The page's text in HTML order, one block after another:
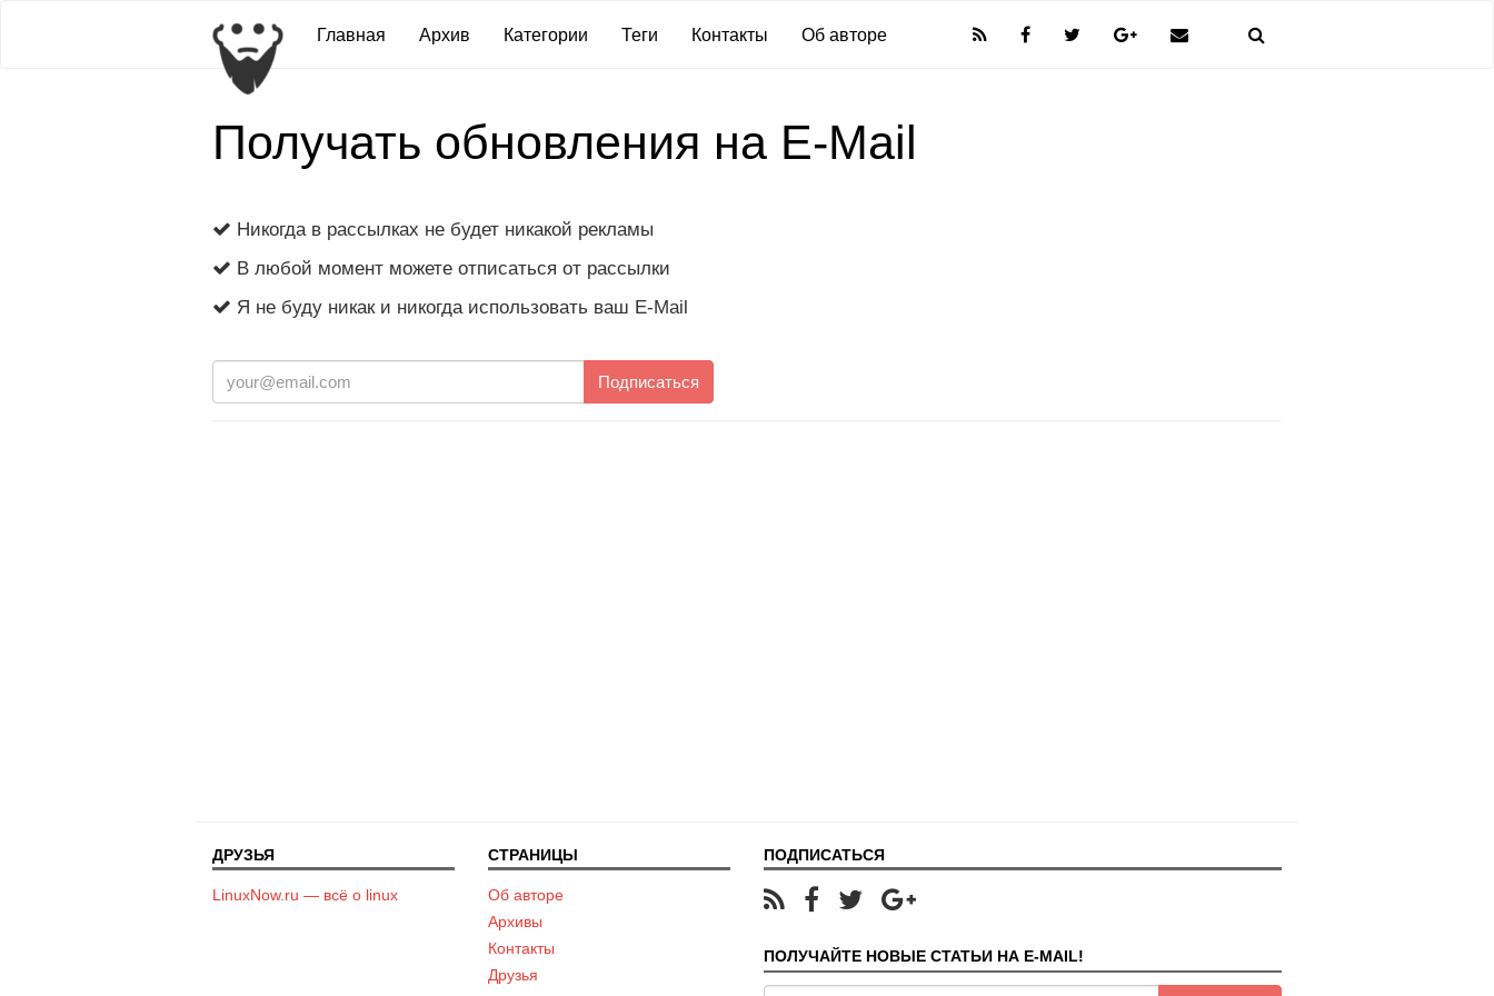
Главная Архив Категории Теги Контакты Об авторе
Получать обновления на E-Mail
Никогда в рассылках не будет никакой рекламы
В любой момент можете отписаться от рассылки
Я не буду никак и никогда использовать ваш E-Mail
Подписаться
ДРУЗЬЯ
LinuxNow.ru — всё о linux
СТРАНИЦЫ
Об авторе
Архивы
Контакты
Друзья
ПОДПИСАТЬСЯ
ПОЛУЧАЙТЕ НОВЫЕ СТАТЬИ НА E-MAIL!